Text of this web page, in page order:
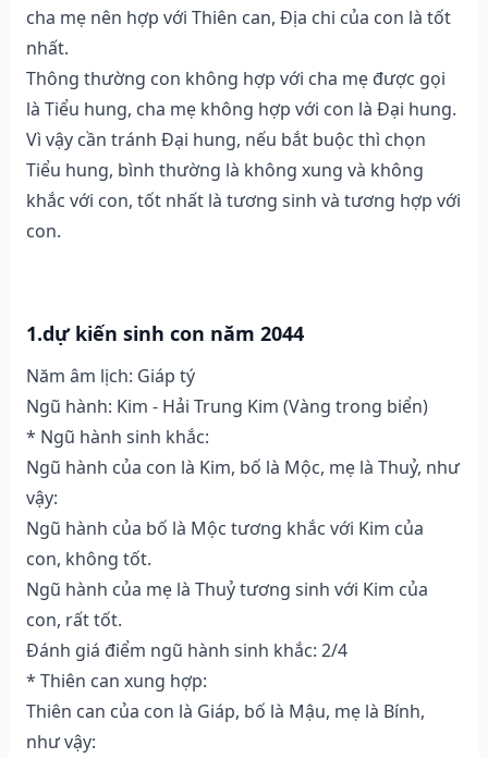
cha mẹ nên hợp với Thiên can, Địa chi của con là tốt
nhất.
Thông thường con không hợp với cha mẹ được gọi
là Tiểu hung, cha mẹ không hợp với con là Đại hung.
Vì vậy cần tránh Đại hung, nếu bắt buộc thì chọn
Tiểu hung, bình thường là không xung và không
khắc với con, tốt nhất là tương sinh và tương hợp với
con.
1.dự kiến sinh con năm 2044
Năm âm lịch: Giáp tý
Ngũ hành: Kim - Hải Trung Kim (Vàng trong biển)
* Ngũ hành sinh khắc:
Ngũ hành của con là Kim, bố là Mộc, mẹ là Thuỷ, như
vậy:
Ngũ hành của bố là Mộc tương khắc với Kim của
con, không tốt.
Ngũ hành của mẹ là Thuỷ tương sinh với Kim của
con, rất tốt.
Đánh giá điểm ngũ hành sinh khắc: 2/4
* Thiên can xung hợp:
Thiên can của con là Giáp, bố là Mậu, mẹ là Bính,
như vậy: